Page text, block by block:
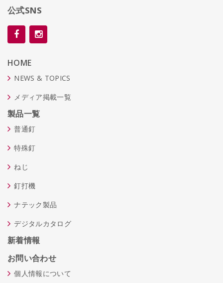
公式SNS
HOME
NEWS & TOPICS
メディア掲載一覧
製品一覧
普通釘
特殊釘
ねじ
釘打機
ナテック製品
デジタルカタログ
新着情報
お問い合わせ
個人情報について